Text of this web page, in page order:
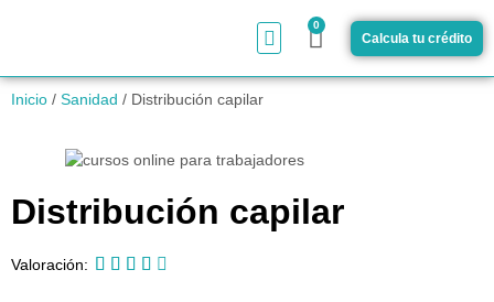
0
Calcula tu crédito
Inicio / Sanidad / Distribución capilar
Distribución capilar
Valoración:     